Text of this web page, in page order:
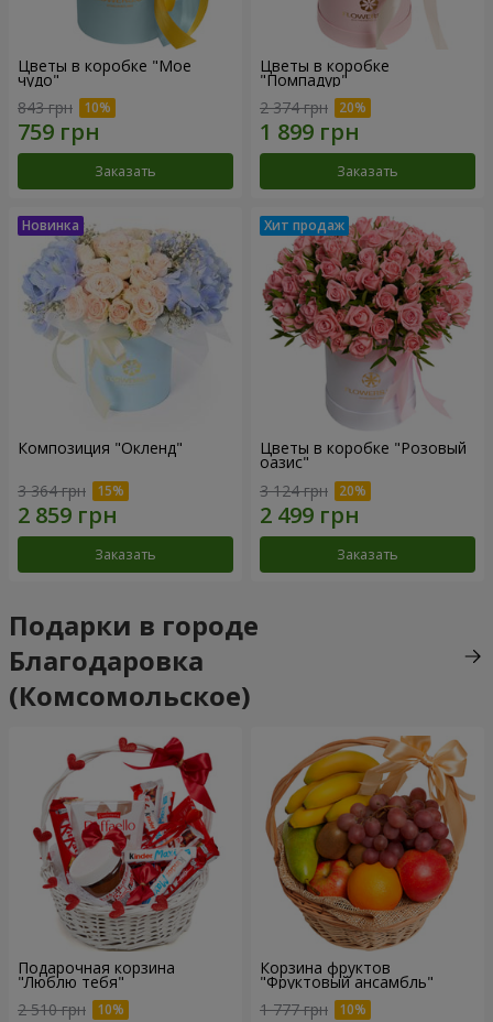
Цветы в коробке "Мое
чудо"
843 грн
Заказать
Цветы в коробке
"Помпадур"
2 374 грн
Заказать
Композиция "Окленд"
3 364 грн
Заказать
Цветы в коробке "Розовый
оазис"
3 124 грн
Заказать
Подарки в городе
Благодаровка
(Комсомольское)
Подарочная корзина
"Люблю тебя"
2 510 грн
Корзина фруктов
"Фруктовый ансамбль"
1 777 грн